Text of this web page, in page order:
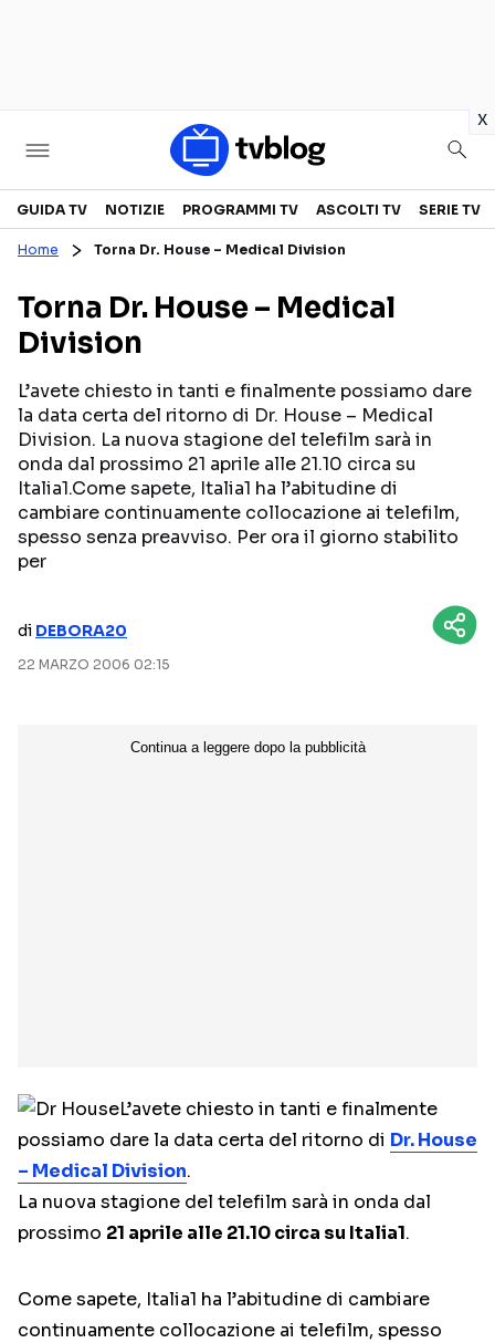
x
Televisione
CANALI TV
PROGRAMMI TV
PERSONAGGI TV
SERIE TV
FICTION
Streaming
NETFLIX
AMAZON PRIME VIDEO
MEDIASET INFINITY
GUIDA TV NOTIZIE PROGRAMMI TV ASCOLTI TV SERIE TV
Home Torna Dr. House – Medical Division
Torna Dr. House – Medical
Division
L’avete chiesto in tanti e finalmente possiamo dare
la data certa del ritorno di Dr. House – Medical
Division. La nuova stagione del telefilm sarà in
onda dal prossimo 21 aprile alle 21.10 circa su
Italia1.Come sapete, Italia1 ha l’abitudine di
cambiare continuamente collocazione ai telefilm,
spesso senza preavviso. Per ora il giorno stabilito
per
di DEBORA20
22 MARZO 2006 02:15
L’avete chiesto in tanti e finalmente
possiamo dare la data certa del ritorno di Dr. House
– Medical Division.
La nuova stagione del telefilm sarà in onda dal
prossimo 21 aprile alle 21.10 circa su Italia1.
Come sapete, Italia1 ha l’abitudine di cambiare
continuamente collocazione ai telefilm, spesso